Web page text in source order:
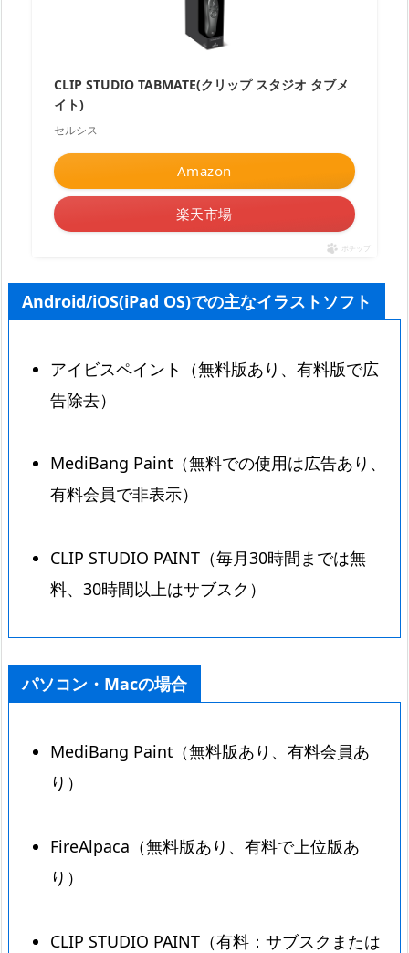
CLIP STUDIO TABMATE(クリップ スタジオ タブメ
イト)
セルシス
Amazon
楽天市場
ポチップ
Android/iOS(iPad OS)での主なイラストソフト
アイビスペイント（無料版あり、有料版で広
告除去）
MediBang Paint（無料での使用は広告あり、
有料会員で非表示）
CLIP STUDIO PAINT（毎月30時間までは無
料、30時間以上はサブスク）
パソコン・Macの場合
MediBang Paint（無料版あり、有料会員あ
り）
FireAlpaca（無料版あり、有料で上位版あ
り）
CLIP STUDIO PAINT（有料：サブスクまたは